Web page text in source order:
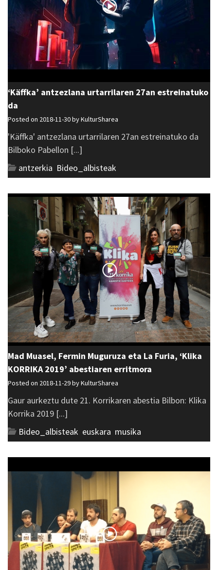
‘Käffka’ antzezlana urtarrilaren 27an estreinatuko
da
Posted on 2018-11-30 byKulturSharea
'Käffka' antzezlana urtarrilaren 27an estreinatuko da
Bilboko Pabellon [...]
antzerkia Bideo_albisteak
Mad Muasel, Fermin Muguruza eta La Furia, ‘Klika
KORRIKA 2019’ abestiaren erritmora
Posted on 2018-11-29 byKulturSharea
Gaur aurkeztu dute 21. Korrikaren abestia Bilbon: Klika
Korrika 2019 [...]
Bideo_albisteak euskara musika